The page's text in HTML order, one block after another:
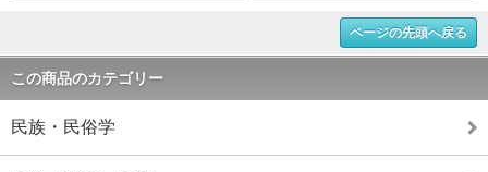
ページの先頭へ戻る
この商品のカテゴリー
民族・民俗学